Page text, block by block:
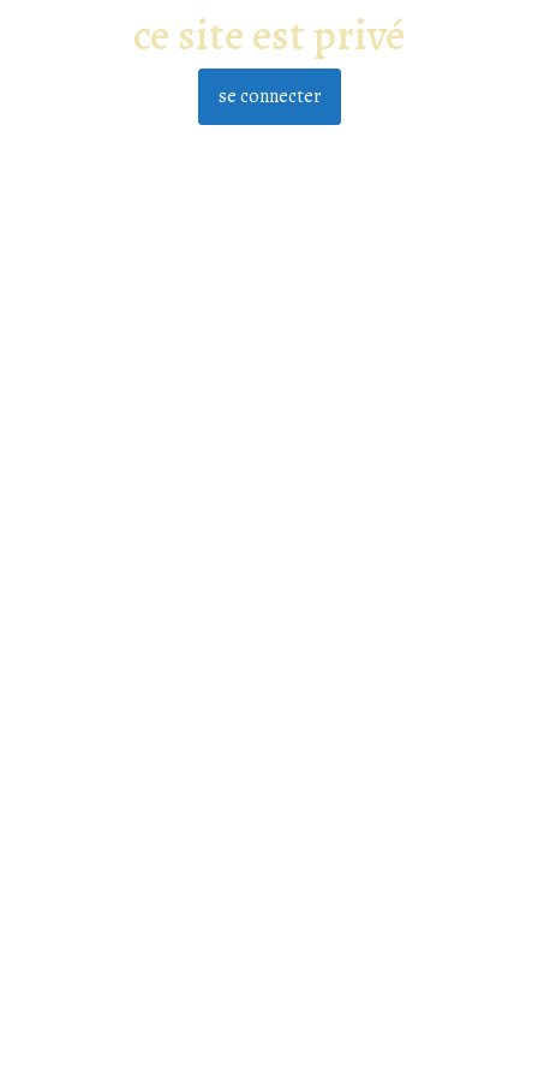
ce site est privé
se connecter